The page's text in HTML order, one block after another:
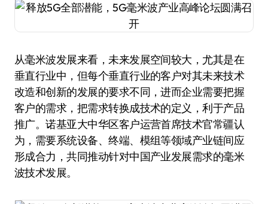
从毫米波发展来看，未来发展空间较大，尤其是在
垂直行业中，但每个垂直行业的客户对其未来技术
改造和创新的发展的要求不同，进而企业需要把握
客户的需求，把需求转换成技术的定义，利于产品
推广。诺基亚大中华区客户运营首席技术官常疆认
为，需要系统设备、终端、模组等领域产业链间应
形成合力，共同推动针对中国产业发展需求的毫米
波技术发展。